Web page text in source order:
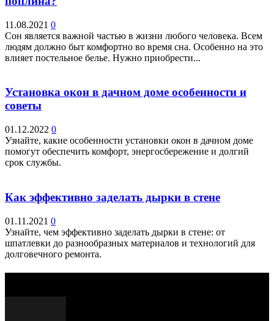
11.08.2021 0
Сон является важной частью в жизни любого человека. Всем
людям должно быт комфортно во время сна. Особенно на это
влияет постельное белье. Нужно приобрести...
Установка окон в дачном доме особенности и
советы
01.12.2022 0
Узнайте, какие особенности установки окон в дачном доме
помогут обеспечить комфорт, энергосбережение и долгий
срок службы.
Как эффективно заделать дырки в стене
01.11.2021 0
Узнайте, чем эффективно заделать дырки в стене: от
шпатлевки до разнообразных материалов и технологий для
долговечного ремонта.